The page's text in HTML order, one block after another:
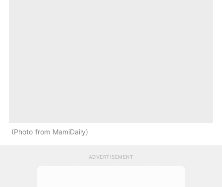
Photo from MamiDaily
ADVERTISEMENT